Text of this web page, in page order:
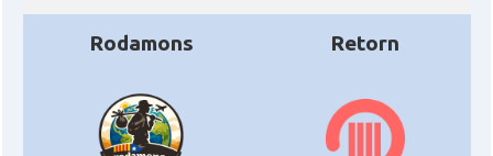
Rodamons Retorn